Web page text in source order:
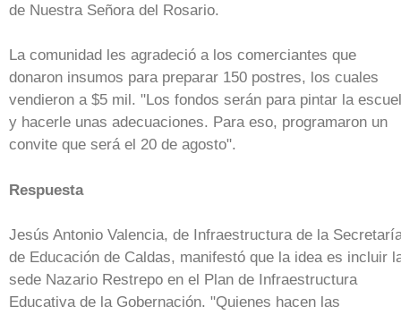
de Nuestra Señora del Rosario.
La comunidad les agradeció a los comerciantes que
donaron insumos para preparar 150 postres, los cuales
vendieron a $5 mil. "Los fondos serán para pintar la
y hacerle unas adecuaciones. Para eso, programaron un
convite que será el 20 de agosto".
Respuesta
Jesús Antonio Valencia, de Infraestructura de la
de Educación de Caldas, manifestó que la idea es incluir
sede Nazario Restrepo en el Plan de Infraestructura
Educativa de la Gobernación. "Quienes hacen las